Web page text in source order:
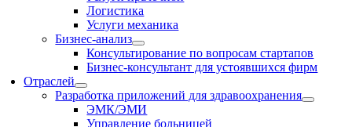
Логистика
Услуги механика
Бизнес-анализ
Консультирование по вопросам стартапов
Бизнес-консультант для устоявшихся фирм
Отраслей
Разработка приложений для здравоохранения
ЭМК/ЭМИ
Управление больницей